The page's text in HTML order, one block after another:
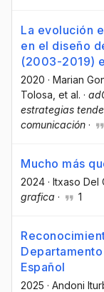
La evolución
en el diseño
(2003-2019)
2020 · Marian
Tolosa , et al. ·
estrategias
comunicación ·
Mucho más
2024 · Itxaso Del
grafica · 1
Español
2025 · Andoni